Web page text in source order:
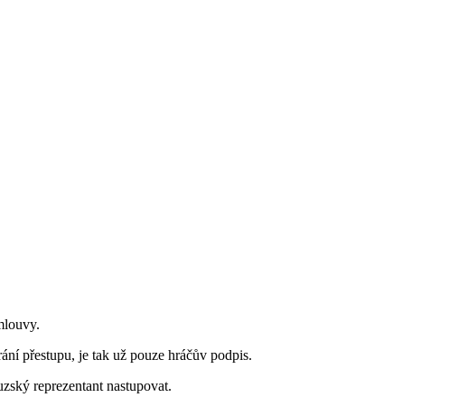
přestupu, je tak už pouze hráčův podpis.
reprezentant nastupovat.